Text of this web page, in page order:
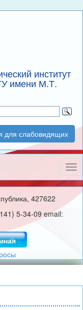
институт
имени М.Т.
для слабовидящих
427622
5-34-09 email: